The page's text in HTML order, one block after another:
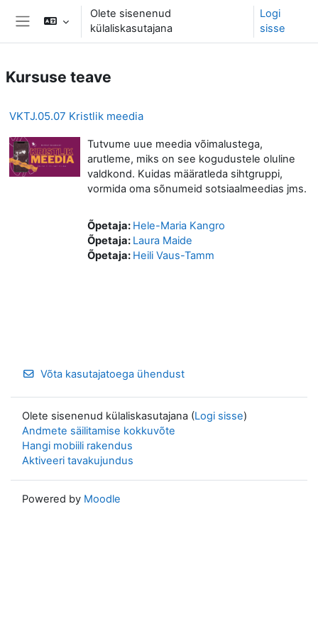
Jäta vahele peasisuni
Küljepaneel
Olete sisenenud
külaliskasutajana
Logi
sisse
Kursuse teave
VKTJ.05.07 Kristlik meedia
Tutvume uue meedia võimalustega,
arutleme, miks on see kogudustele oluline
valdkond. Kuidas määratleda sihtgruppi,
vormida oma sõnumeid sotsiaalmeedias jms.
Õpetaja: Hele-Maria Kangro
Õpetaja: Laura Maide
Õpetaja: Heili Vaus-Tamm
Võta kasutajatoega ühendust
Olete sisenenud külaliskasutajana (Logi sisse)
Andmete säilitamise kokkuvõte
Hangi mobiili rakendus
Aktiveeri tavakujundus
Powered by Moodle